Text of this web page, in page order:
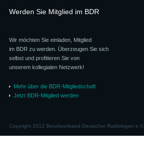
Werden Sie Mitglied im BDR
Wir möchten Sie einladen, Mitglied
im BDR zu werden. Überzeugen Sie sich
selbst und profitieren Sie von
unserem kollegialen Netzwerk!
Mehr über die BDR-Mitgliedschaft
Jetzt BDR-Mitglied werden
Copyright 2012 Berufsverband Deutscher Radiologen e.V.